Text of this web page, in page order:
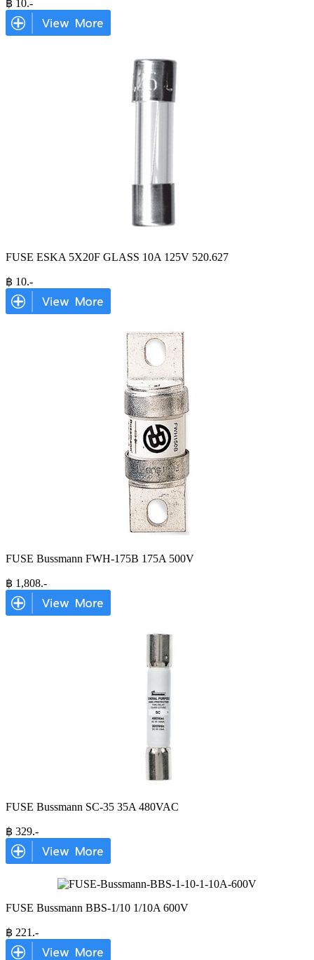
฿ 10.-
FUSE ESKA 5X20F GLASS 10A 125V 520.627
฿ 10.-
FUSE Bussmann FWH-175B 175A 500V
฿ 1,808.-
FUSE Bussmann SC-35 35A 480VAC
฿ 329.-
FUSE Bussmann BBS-1/10 1/10A 600V
฿ 221 .-